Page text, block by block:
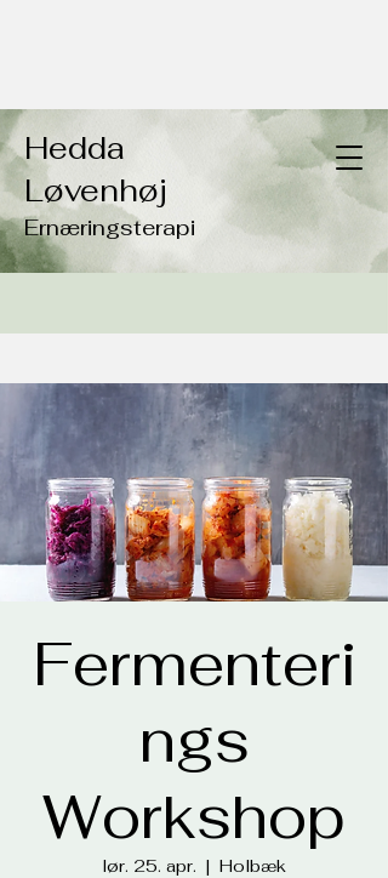
Hedda
Løvenhøj
Ernæringsterapi
Fermenteri
ngs
Workshop
lør. 25. apr.
  |
Holbæk